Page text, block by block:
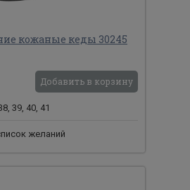
кожаные кеды 30245
Добавить в корзину
39, 40, 41
желаний